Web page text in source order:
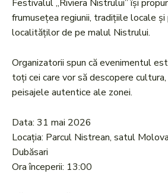
Festivalul „Riviera Nistrului” își
frumusețea regiunii, tradițiile locale
localităților de pe malul Nistrului.
Organizatorii spun că evenimentul
toți cei care vor să descopere
peisajele autentice ale zonei.
Data: 31 mai 2026
Locația: Parcul Nistrean, satul
Dubăsari
Ora începerii: 13:00